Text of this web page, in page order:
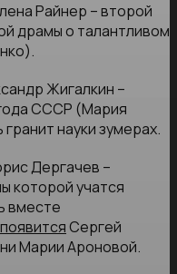
Райнер – второй
драмы о талантливом
Жигалкин –
СССР (Мария
науки зумерах.
Дергачев –
которой учатся
вместе
появитсяСергей
Марии Ароновой.